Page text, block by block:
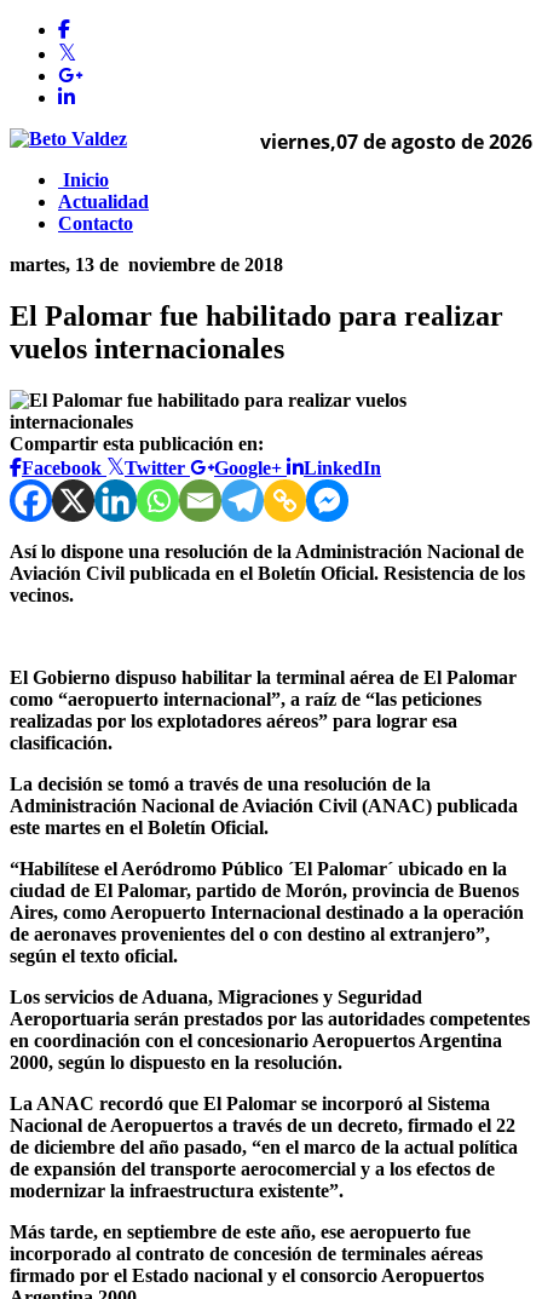
viernes,07 de agosto de 2026
Inicio
Actualidad
Contacto
martes, 13 de noviembre de 2018
El Palomar fue habilitado para realizar
vuelos internacionales
Compartir esta publicación en:
Facebook
Twitter Google+ LinkedIn
Así lo dispone una resolución de la Administración Nacional de
Aviación Civil publicada en el Boletín Oficial. Resistencia de los
vecinos.
El Gobierno dispuso habilitar la terminal aérea de El Palomar
como “aeropuerto internacional”, a raíz de “las peticiones
realizadas por los explotadores aéreos” para lograr esa
clasificación.
La decisión se tomó a través de una resolución de la
Administración Nacional de Aviación Civil (ANAC) publicada
este martes en el Boletín Oficial.
“Habilítese el Aeródromo Público ´El Palomar´ ubicado en la
ciudad de El Palomar, partido de Morón, provincia de Buenos
Aires, como Aeropuerto Internacional destinado a la operación
de aeronaves provenientes del o con destino al extranjero”,
según el texto oficial.
Los servicios de Aduana, Migraciones y Seguridad
Aeroportuaria serán prestados por las autoridades competentes
en coordinación con el concesionario Aeropuertos Argentina
2000, según lo dispuesto en la resolución.
La ANAC recordó que El Palomar se incorporó al Sistema
Nacional de Aeropuertos a través de un decreto, firmado el 22
de diciembre del año pasado, “en el marco de la actual política
de expansión del transporte aerocomercial y a los efectos de
modernizar la infraestructura existente”.
Más tarde, en septiembre de este año, ese aeropuerto fue
incorporado al contrato de concesión de terminales aéreas
firmado por el Estado nacional y el consorcio Aeropuertos